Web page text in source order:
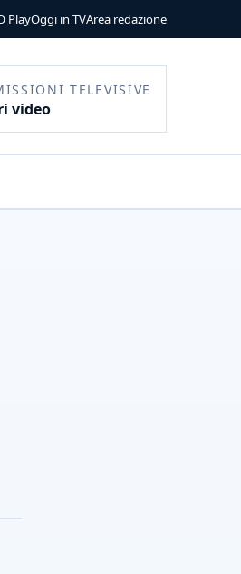
PlayOggi in TVArea redazione
TELEVISIVE
video